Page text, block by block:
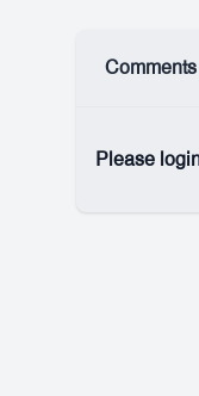
Comments
Please